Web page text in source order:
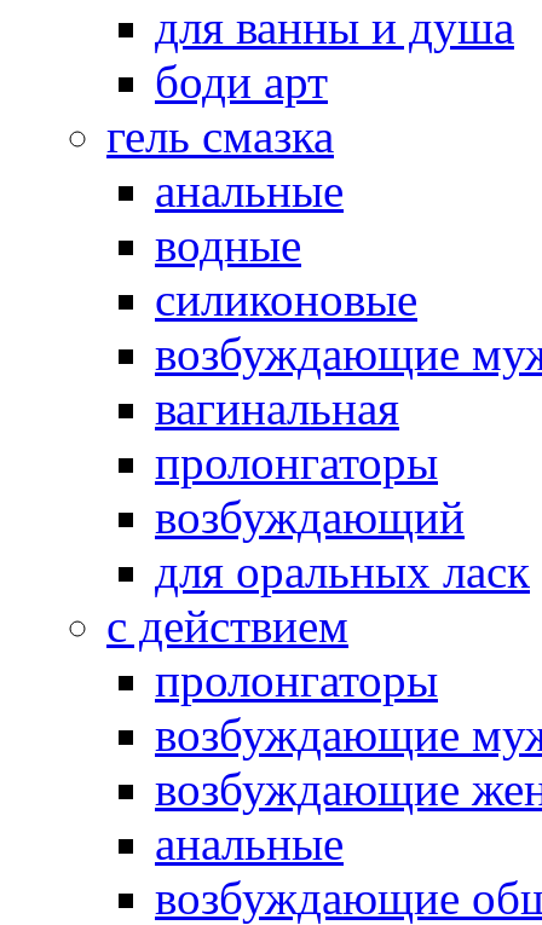
для ванны и душа
боди арт
гель смазка
анальные
водные
силиконовые
возбуждающие
вагинальная
пролонгаторы
возбуждающий
для оральных ласк
с действием
пролонгаторы
возбуждающие
возбуждающие
анальные
возбуждающие